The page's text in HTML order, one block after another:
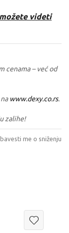
videti
cenama – već od
www.dexy.co.rs.
zalihe!
me o sniženju